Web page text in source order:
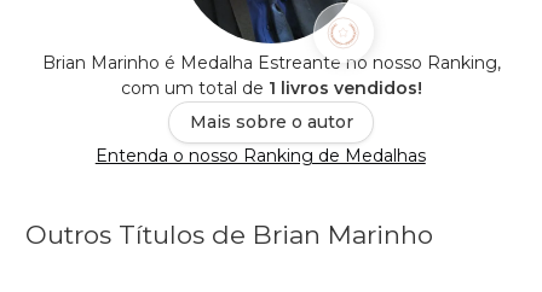
Brian Marinho é Medalha Estreante no nosso Ranking,
com um total de 1 livros vendidos!
Mais sobre o autor
Entenda o nosso Ranking de Medalhas
Outros Títulos de Brian Marinho